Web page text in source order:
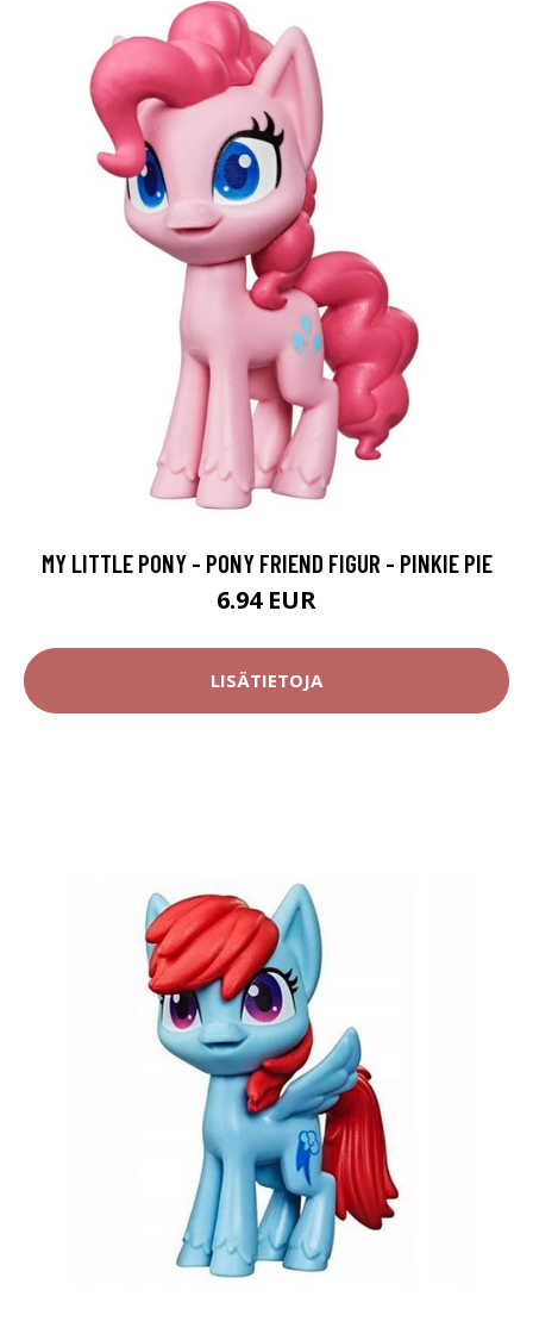
MY LITTLE PONY - PONY FRIEND FIGUR - PINKIE PIE
6.94 EUR
LISÄTIETOJA